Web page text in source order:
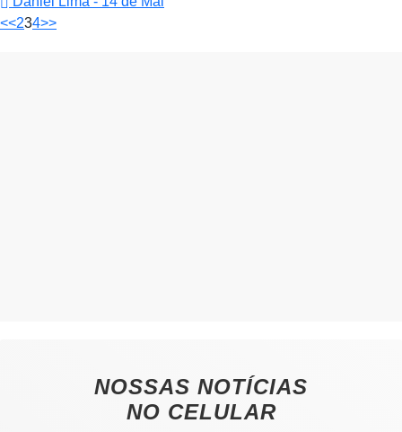
<<234>>
NOSSAS NOTÍCIAS
NO CELULAR